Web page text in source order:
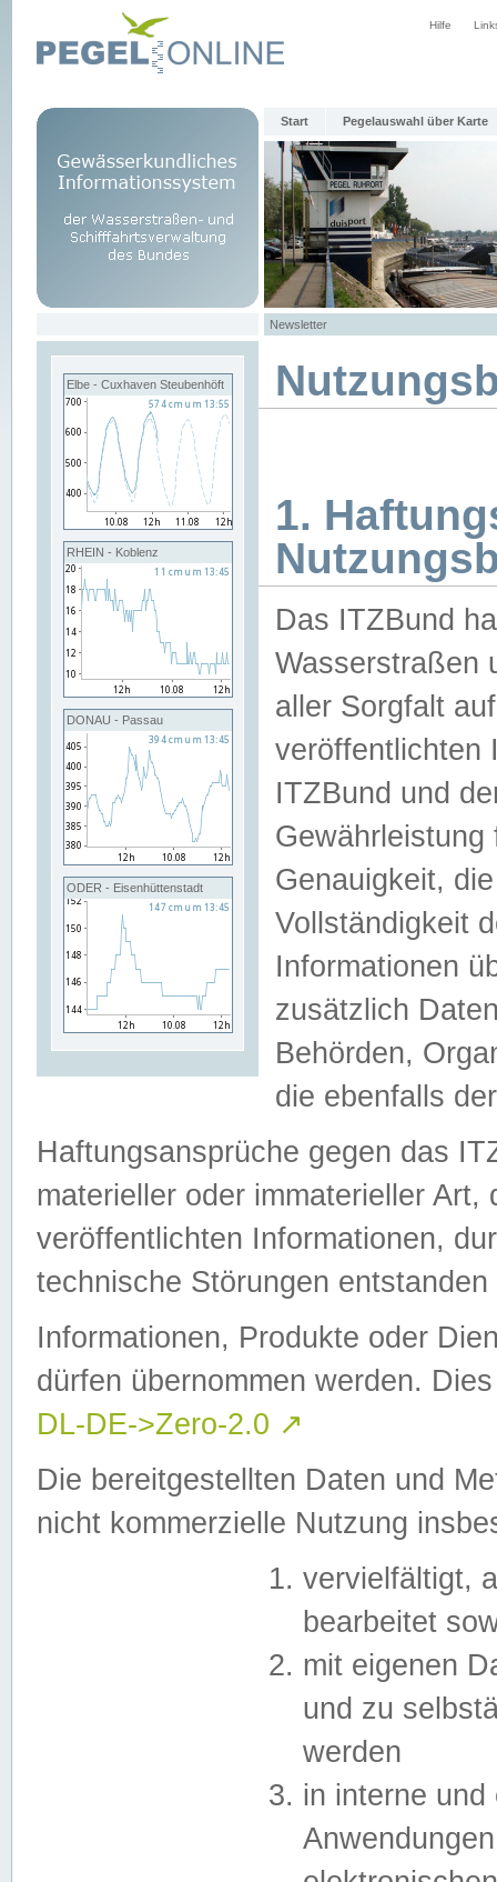
Hilfe
Start Pegelauswahl über Karte
Newsletter
Elbe - Cuxhaven Steubenhöft
RHEIN - Koblenz
DONAU - Passau
ODER - Eisenhüttenstadt
1.
Das ITZBund
Wasserstraßen
aller Sorgfalt
veröffentlichten
ITZBund und
Genauigkeit,
Vollständigkeit
Informationen
zusätzlich
Behörden,
die ebenfalls
Haftungsansprüche gegen das
materieller oder immaterieller
veröffentlichten Informationen,
technische Störungen
Informationen, Produkte oder
dürfen übernommen werden.
DL-DE->Zero-2.0 ↗
Die bereitgestellten Daten und
nicht kommerzielle Nutzung
vervielfältigt,
bearbeitet
mit eigenen
und zu
werden
in interne